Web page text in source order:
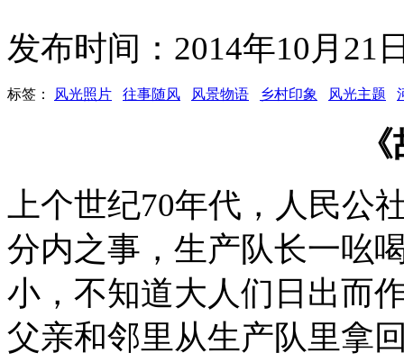
发布时间：2014年10月21
标签： 风光照片 往事随风 风景物语 乡村印象 风光主题
上个世纪70年代，人民公
分内之事，生产队长一吆
小，不知道大人们日出而
父亲和邻里从生产队里拿